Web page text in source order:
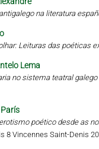
na literatura
Leituras das poéticas
Lema
no sistema teatral
poético desde as
8 Vincennes Saint-Denis